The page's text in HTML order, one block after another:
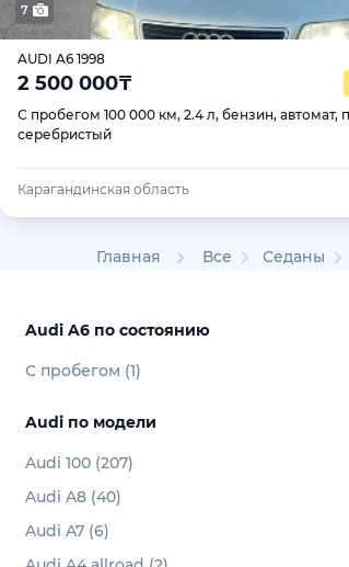
7
AUDI A6 1998
2 500 000₸
С пробегом 100 000 км, 2.4 л, бензин, автомат,
серебристый
Карагандинская область
Главная Все Седаны
Audi A6 по состоянию
С пробегом (1)
Audi по модели
Audi 100 (207)
Audi A8 (40)
Audi A7 (6)